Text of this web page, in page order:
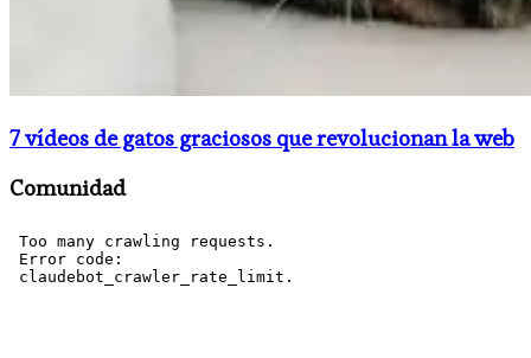
7 vídeos de gatos graciosos que revolucionan la web
Comunidad